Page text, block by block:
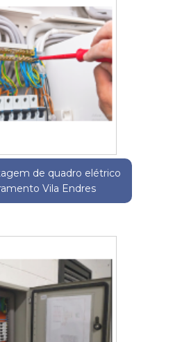
de quadro elétrico
Vila Endres